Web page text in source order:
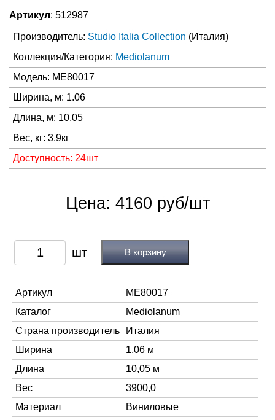
Артикул: 512987
Производитель: Studio Italia Collection (Италия)
Коллекция/Категория: Mediolanum
Модель: ME80017
Ширина, м: 1.06
Длина, м: 10.05
Вес, кг: 3.9кг
Доступность: 24шт
Цена: 4160 руб/шт
В корзину
Артикул
ME80017
Каталог
Mediolanum
Страна производитель
Италия
Ширина
1,06 м
Длина
10,05 м
Вес
3900,0
Материал
Виниловые